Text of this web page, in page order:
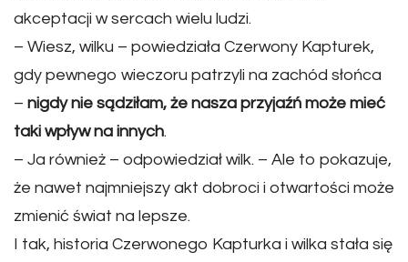
akceptacji w sercach wielu ludzi.
– Wiesz, wilku – powiedziała Czerwony Kapturek,
gdy pewnego wieczoru patrzyli na zachód słońca
– nigdy nie sądziłam, że nasza przyjaźń może mieć
taki wpływ na innych.
– Ja również – odpowiedział wilk. – Ale to pokazuje,
że nawet najmniejszy akt dobroci i otwartości może
zmienić świat na lepsze.
I tak, historia Czerwonego Kapturka i wilka stała się